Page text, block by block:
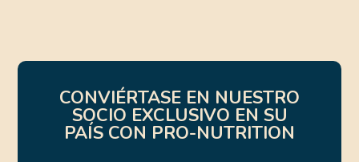
CONVIÉRTASE EN NUESTRO
SOCIO EXCLUSIVO EN SU
PAÍS CON PRO-NUTRITION